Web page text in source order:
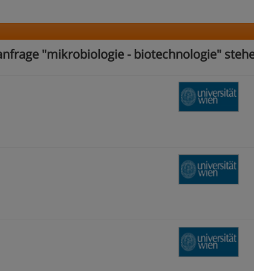
"mikrobiologie - biotechnologie"